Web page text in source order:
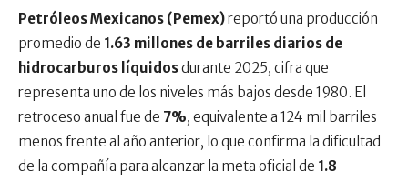
Petróleos Mexicanos (Pemex)reportó una producción
promedio de 1.63 millones de barriles diarios de
hidrocarburos líquidosdurante 2025, cifra que
representa uno de los niveles más bajos desde 1980. El
retroceso anual fue de 7%, equivalente a 124 mil barriles
menos frente al año anterior, lo que confirma la dificultad
de la compañía para alcanzar la meta oficial de 1.8